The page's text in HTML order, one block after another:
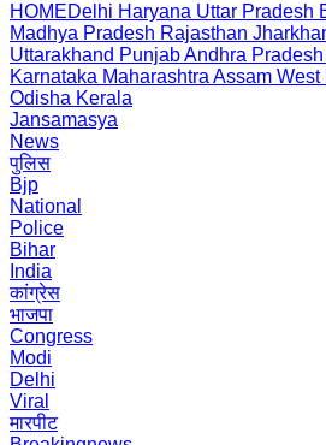
HOMEDelhi Haryana Uttar Pradesh
Madhya Pradesh Rajasthan
Uttarakhand PunjabAndhra Pradesh
Karnataka Maharashtra Assam West
Odisha Kerala
Jansamasya
News
पुलिस
Bjp
National
Police
Bihar
India
कांग्रेस
भाजपा
Congress
Modi
Delhi
Viral
मारपीट